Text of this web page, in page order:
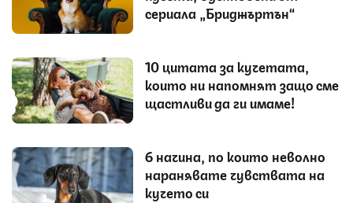
сериала „Бриджъртън“
10 цитата за кучетата,
които ни напомнят защо сме
щастливи да ги имаме!
6 начина, по които неволно
наранявате чувствата на
кучето си